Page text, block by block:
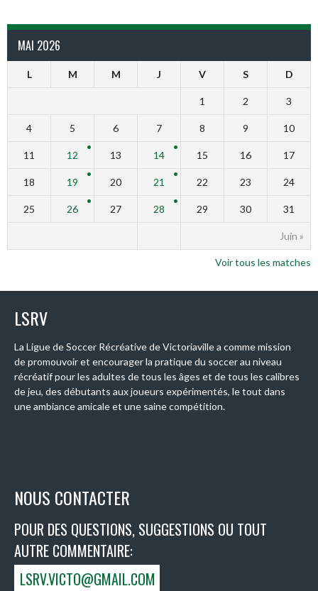
MAI 2026
L M M J V S D
Juin »
1 2 3
4 5 6 7 8 9 10
11 12 13 14 15 16 17
18 19 20 21 22 23 24
25 26 27 28 29 30 31
Voir tous les matches
LSRV
La Ligue de Soccer Récréative de Victoriaville a comme mission
de promouvoir et encourager la pratique du soccer au niveau
récréatif pour les adultes de tous les âges et de tous les calibres
de jeu, des débutants aux joueurs expérimentés, le tout dans
une ambiance amicale et une saine compétition.
NOUS CONTACTER
POUR DES QUESTIONS, SUGGESTIONS OU TOUT
AUTRE COMMENTAIRE:
LSRV.VICTO@GMAIL.COM